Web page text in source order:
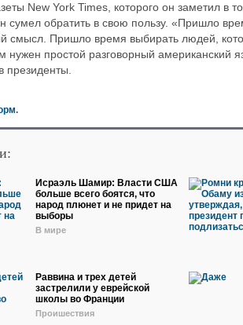
New York Times, которого он заметил в
сумел обратить в свою пользу. «Пришло
смысл. Пришло время выбирать людей,
нужен простой разговорный
президенты.
.
Исраэль Шамир: Власти США
больше всего боятся, что
народ плюнет и не придет на
выборы
В мире
Раввина и трех детей
застрелили у еврейской
школы во Франции
Проишествия